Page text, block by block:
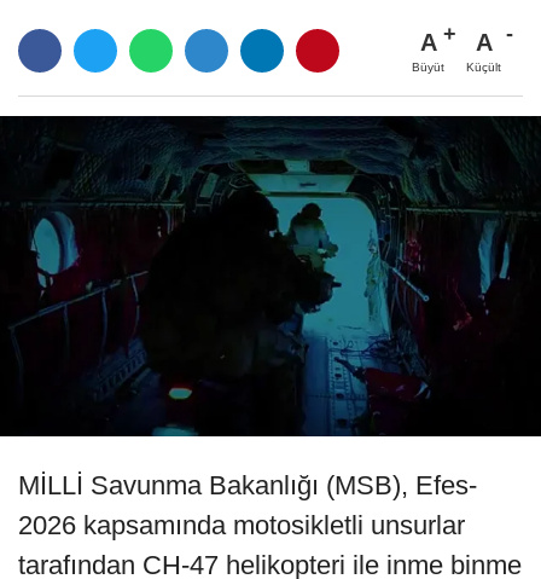
A
Büyüt
A
Küçült
MİLLİ Savunma Bakanlığı (MSB), Efes-
2026 kapsamında motosikletli unsurlar
tarafından CH-47 helikopteri ile inme binme